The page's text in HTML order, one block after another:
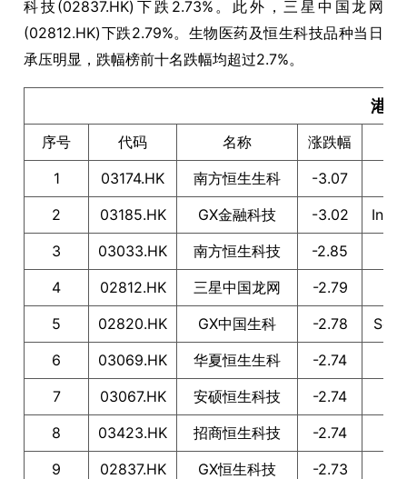
科技(02837.HK)下跌2.73%。此外，三星中国龙网
(02812.HK)下跌2.79%。生物医药及恒生科技品种当日
承压明显，跌幅榜前十名跌幅均超过2.7%。
港
序号 代码 名称
涨跌幅
1
03174.HK 南方恒生生科
-3.07
2
03185.HK GX金融科技 -3.02
3
03033.HK 南方恒生科技
-2.85
4
02812.HK 三星中国龙网
-2.79
5
02820.HK GX中国生科 -2.78
6
03069.HK 华夏恒生生科
-2.74
7
03067.HK 安硕恒生科技
-2.74
8
03423.HK 招商恒生科技
-2.74
9
02837.HK GX恒生科技
-2.73